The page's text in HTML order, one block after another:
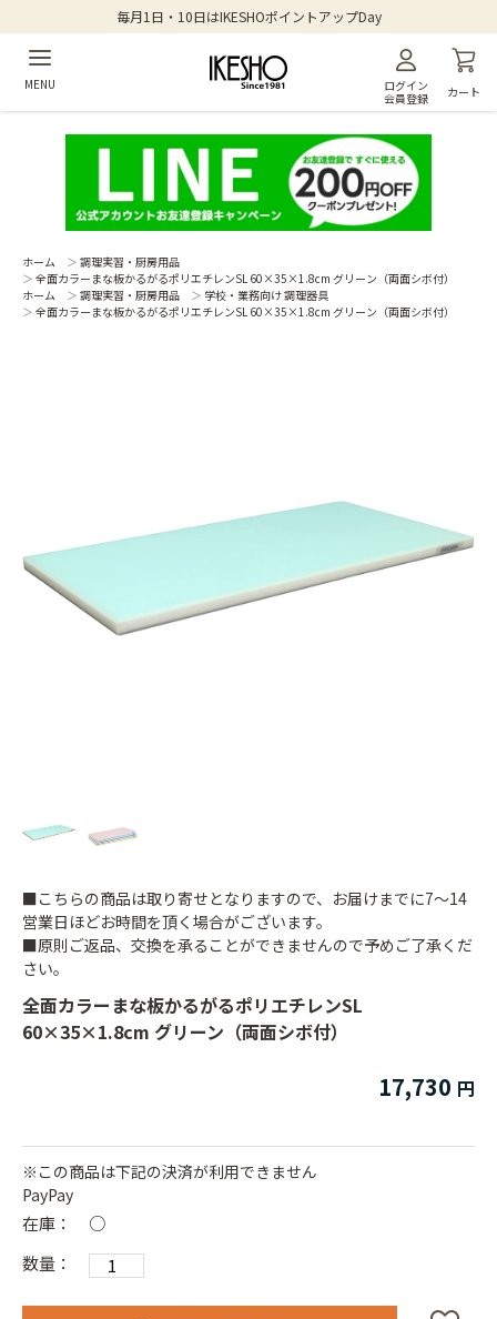
毎月1日・10日はIKESHOポイントアップDay
MENU
ログイン
会員登録
カート
ホーム ＞ 調理実習・厨房用品
＞ 全面カラーまな板かるがるポリエチレンSL 60×35×1.8cm グリーン（両面シボ付）
ホーム
＞ 調理実習・厨房用品 ＞ 学校・業務向け 調理器具
＞ 全面カラーまな板かるがるポリエチレンSL 60×35×1.8cm グリーン（両面シボ付）
全面カラーまな板かるがるポリエチレンSL
60×35×1.8cm グリーン（両面シボ付）
17,730
※この商品は下記の決済が利用できません
PayPay
在庫：
○
数量：
■こちらの商品は取り寄せとなりますので、お届けまでに7～14
営業日ほどお時間を頂く場合がございます。
■原則ご返品、交換を承ることができませんので予めご了承くだ
さい。